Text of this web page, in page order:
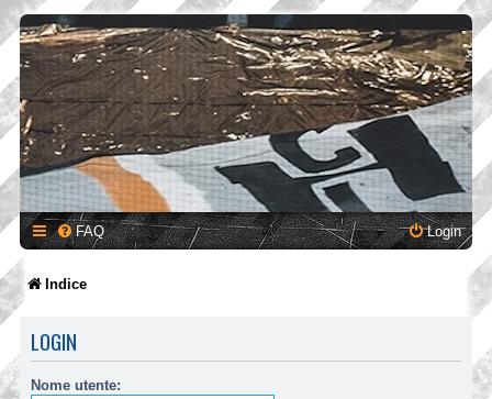
FAQ Login
Indice
LOGIN
Nome utente: